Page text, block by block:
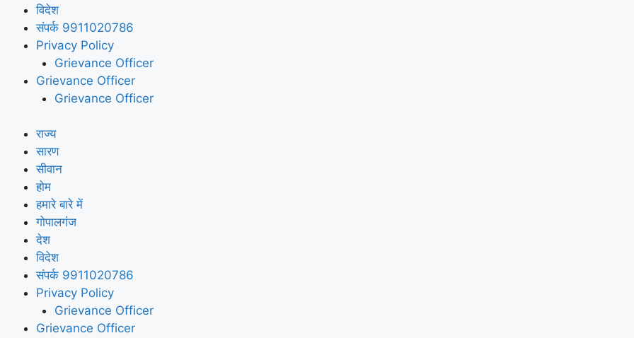
विदेश
संपर्क 9911020786
Privacy Policy
Grievance Officer
Grievance Officer
Grievance Officer
राज्य
सारण
सीवान
होम
हमारे बारे में
गोपालगंज
देश
विदेश
संपर्क 9911020786
Privacy Policy
Grievance Officer
Grievance Officer